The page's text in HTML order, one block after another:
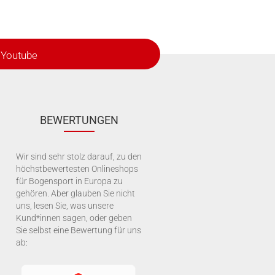
Youtube
BEWERTUNGEN
Wir sind sehr stolz darauf, zu den
höchstbewertesten Onlineshops
für Bogensport in Europa zu
gehören. Aber glauben Sie nicht
uns, lesen Sie, was unsere
Kund*innen sagen, oder geben
Sie selbst eine Bewertung für uns
ab: